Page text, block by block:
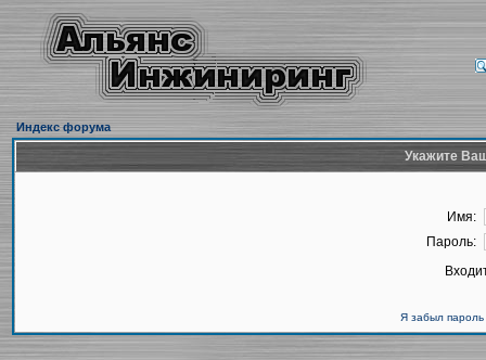
Индекс форума
Укажите
Имя:
Пароль:
Я забыл пароль